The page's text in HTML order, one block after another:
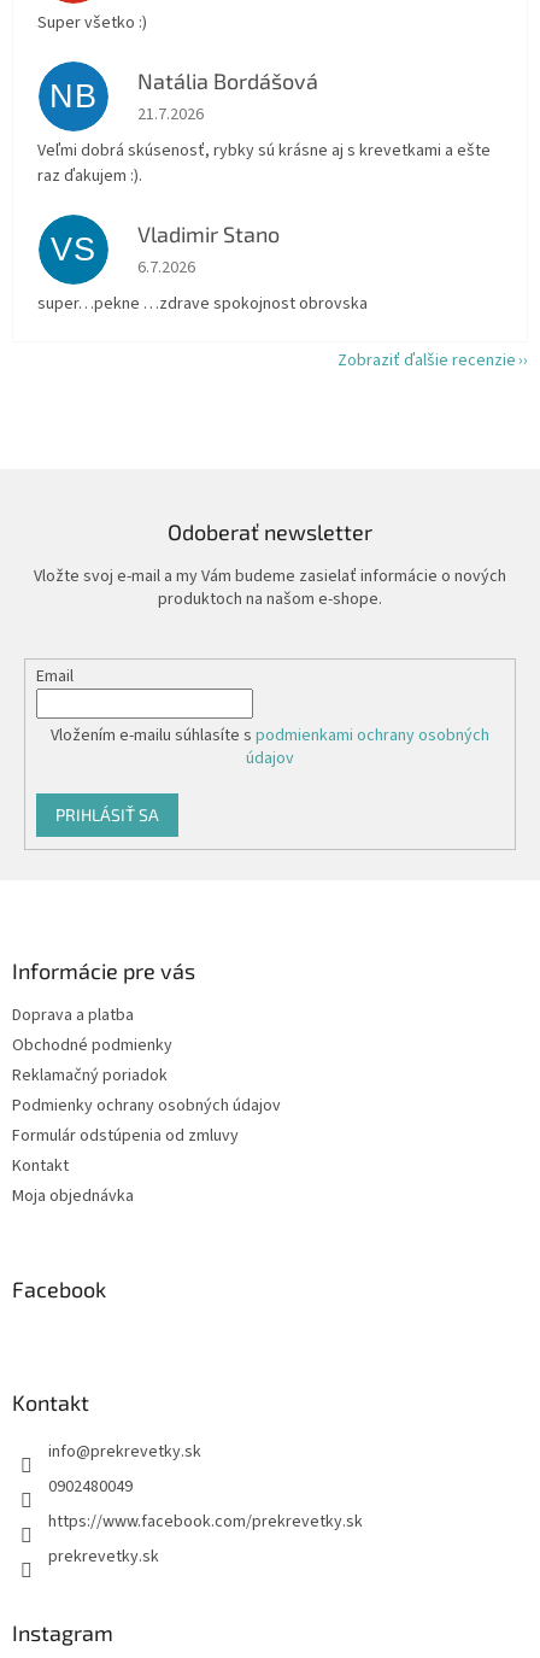
Super všetko :)
NB Natália Bordášová
Hodnotenie obchodu je 5 z 5 hviezdičiek.
21.7.2026
Veľmi dobrá skúsenosť, rybky sú krásne aj s krevetkami a ešte
raz ďakujem :).
VS Vladimir Stano
Hodnotenie obchodu je 5 z 5 hviezdičiek.
6.7.2026
super…pekne …zdrave spokojnost obrovska
Zobraziť ďalšie recenzie
Odoberať newsletter
Vložte svoj e-mail a my Vám budeme zasielať informácie o nových
produktoch na našom e-shope.
Email
Vložením e-mailu súhlasíte s podmienkami ochrany osobných
údajov
PRIHLÁSIŤ SA
Informácie pre vás
Doprava a platba
Obchodné podmienky
Reklamačný poriadok
Podmienky ochrany osobných údajov
Formulár odstúpenia od zmluvy
Kontakt
Moja objednávka
Facebook
Kontakt
info@prekrevetky.sk
0902480049
https://www.facebook.com/prekrevetky.sk
prekrevetky.sk
Instagram